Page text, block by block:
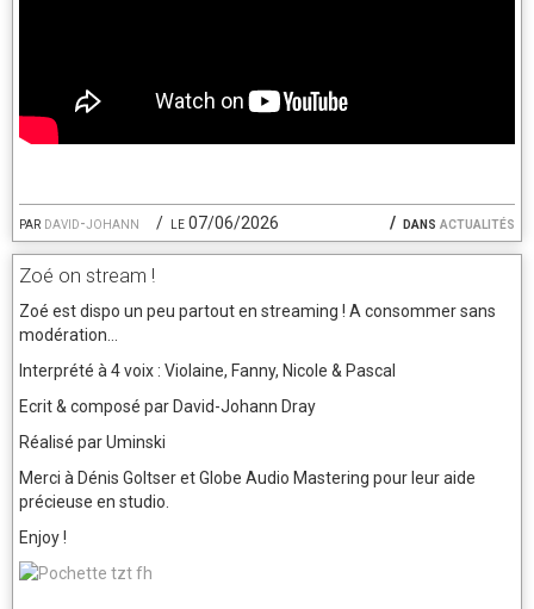
par david-johann le 07/06/2026 dans actualités
Zoé on stream !
Zoé est dispo un peu partout en streaming ! A consommer sans
modération...
Interprété à 4 voix : Violaine, Fanny, Nicole & Pascal
Ecrit & composé par David-Johann Dray
Réalisé par Uminski
Merci à Dénis Goltser et Globe Audio Mastering pour leur aide
précieuse en studio.
Enjoy !